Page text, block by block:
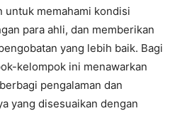
untuk memahami kondisi
para ahli, dan memberikan
yang lebih baik. Bagi
kelompok ini menawarkan
pengalaman dan
yang disesuaikan dengan